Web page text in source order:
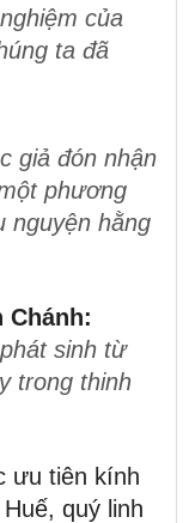
của
ta đã
giả đón nhận
phương
nguyện hằng
Chánh:
sinh từ
trong thinh
ưu tiên kính
quý linh